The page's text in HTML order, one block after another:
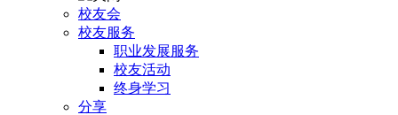
校友会
校友服务
职业发展服务
校友活动
终身学习
分享